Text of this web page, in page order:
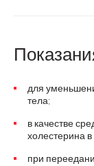
для
тела;
в качестве
холестерина
при